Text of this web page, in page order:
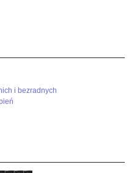
i bezradnych